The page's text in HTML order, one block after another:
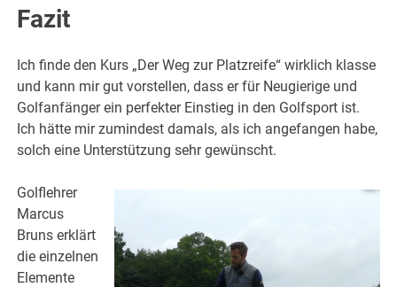
Fazit
Ich finde den Kurs „Der Weg zur Platzreife“ wirklich klasse
und kann mir gut vorstellen, dass er für Neugierige und
Golfanfänger ein perfekter Einstieg in den Golfsport ist.
Ich hätte mir zumindest damals, als ich angefangen habe,
solch eine Unterstützung sehr gewünscht.
Golflehrer
Marcus
Bruns erklärt
die einzelnen
Elemente